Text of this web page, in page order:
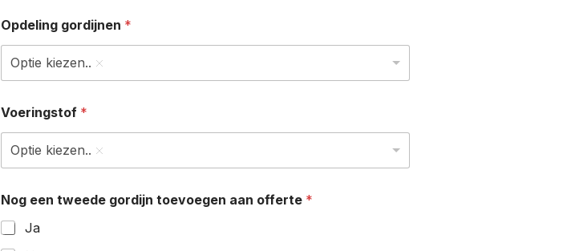
Opdeling gordijnen *
Optie kiezen..
Voeringstof *
Optie kiezen..
Nog een tweede gordijn toevoegen aan offerte *
Ja